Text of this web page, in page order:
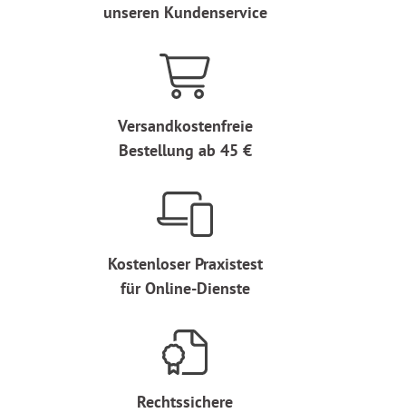
unseren Kundenservice
Versandkostenfreie
Bestellung ab 45 €
Kostenloser Praxistest
für Online-Dienste
Rechtssichere